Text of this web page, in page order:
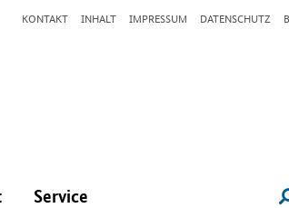
KONTAKT INHALT IMPRESSUM DATENSCHUTZ
Service